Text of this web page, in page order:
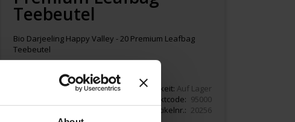
Teebeutel
Bio Darjeeling Happy Valley - 20 Premium Leafbag
Teebeutel
€10,80 Lieferbarkeit: Auf Lager
Produktcode
95000
Artikelnr.
20256